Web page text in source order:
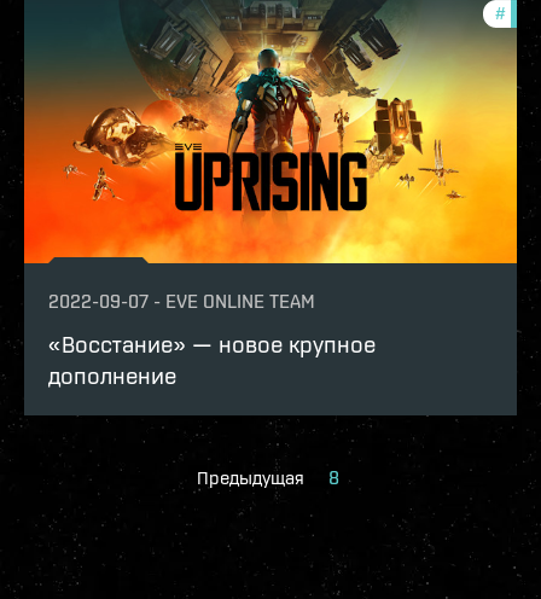
#
2022-09-07 - EVE ONLINE TEAM
«Восстание» — новое крупное
дополнение
Предыдущая 8